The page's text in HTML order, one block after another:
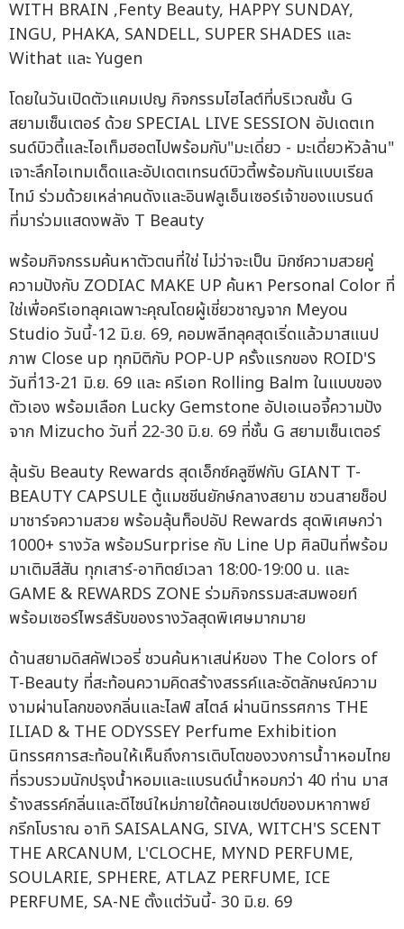
WITH BRAIN ,Fenty Beauty, HAPPY SUNDAY,
INGU, PHAKA, SANDELL, SUPER SHADES และ
Withat และ Yugen
โดยในวันเปิดตัวแคมเปญ กิจกรรมไฮไลต์ที่บริเวณชั้น G
สยามเซ็นเตอร์ ด้วย SPECIAL LIVE SESSION อัปเดตเท
รนด์บิวตี้และไอเท็มฮอตไปพร้อมกับ"มะเดี่ยว - มะเดี่ยวหัวล้าน"
เจาะลึกไอเทมเด็ดและอัปเดตเทรนด์บิวตี้พร้อมกันแบบเรียล
ไทม์ ร่วมด้วยเหล่าคนดังและอินฟลูเอ็นเซอร์เจ้าของแบรนด์
ที่มาร่วมแสดงพลัง T Beauty
พร้อมกิจกรรมค้นหาตัวตนที่ใช่ ไม่ว่าจะเป็น มิกซ์ความสวยคู่
ความปังกับ ZODIAC MAKE UP ค้นหา Personal Color ที่
ใช่เพื่อครีเอทลุคเฉพาะคุณโดยผู้เชี่ยวชาญจาก Meyou
Studio วันนี้-12 มิ.ย. 69, คอมพลีทลุคสุดเริ่ดแล้วมาสแนป
ภาพ Close up ทุกมิติกับ POP-UP ครั้งแรกของ ROID'S
วันที่13-21 มิ.ย. 69 และ ครีเอท Rolling Balm ในแบบของ
ตัวเอง พร้อมเลือก Lucky Gemstone อัปเอเนอจี้ความปัง
จาก Mizucho วันที่ 22-30 มิ.ย. 69 ที่ชั้น G สยามเซ็นเตอร์
ลุ้นรับ Beauty Rewards สุดเอ็กซ์คลูซีฟกับ GIANT T-
BEAUTY CAPSULE ตู้แมชชีนยักษ์กลางสยาม ชวนสายช็อป
มาชาร์จความสวย พร้อมลุ้นท็อปอัป Rewards สุดพิเศษกว่า
1000+ รางวัล พร้อมSurprise กับ Line Up ศิลปินที่พร้อม
มาเติมสีสัน ทุกเสาร์-อาทิตย์เวลา 18:00-19:00 น. และ
GAME & REWARDS ZONE ร่วมกิจกรรมสะสมพอยท์
พร้อมเซอร์ไพรส์รับของรางวัลสุดพิเศษมากมาย
ด้านสยามดิสคัฟเวอรี่ ชวนค้นหาเสน่ห์ของ The Colors of
T-Beauty ที่สะท้อนความคิดสร้างสรรค์และอัตลักษณ์ความ
งามผ่านโลกของกลิ่นและไลฟ์ สไตล์ ผ่านนิทรรศการ THE
ILIAD & THE ODYSSEY Perfume Exhibition
นิทรรศการสะท้อนให้เห็นถึงการเติบโตของวงการน้ำาหอมไทย
ที่รวบรวมนักปรุงน้ำหอมและแบรนด์น้ำหอมกว่า 40 ท่าน มาส
ร้างสรรค์กลิ่นและดีไซน์ใหม่ภายใต้คอนเซปต์ของมหากาพย์
กรีกโบราณ อาทิ SAISALANG, SIVA, WITCH'S SCENT
THE ARCANUM, L'CLOCHE, MYND PERFUME,
SOULARIE, SPHERE, ATLAZ PERFUME, ICE
PERFUME, SA-NE ตั้งแต่วันนี้- 30 มิ.ย. 69